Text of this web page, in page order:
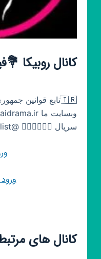
کانال روبیکا
سریال 👇🏻👇🏻👇🏻 @koreandllist
کانال های